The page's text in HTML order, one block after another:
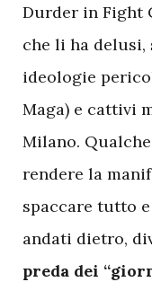
Durder in Fight
che li ha delusi,
ideologie
Maga) e cattivi
Milano.
rendere la
spaccare tutto
andati dietro,
preda dei